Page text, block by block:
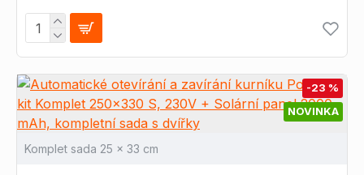
NOVINKA
-23 %
Komplet sada 25 x 33 cm